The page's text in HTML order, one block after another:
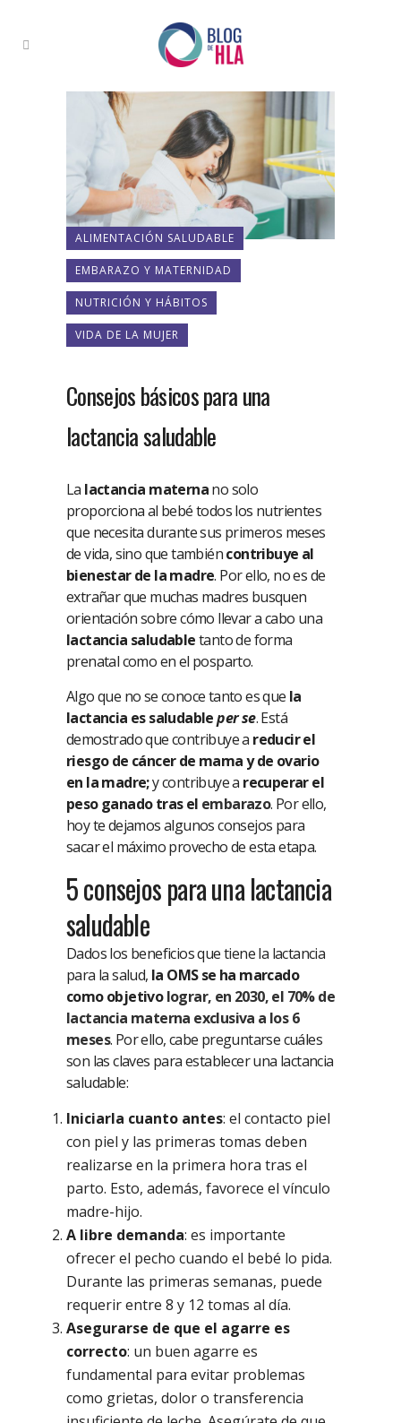
ALIMENTACIÓN SALUDABLE
EMBARAZO Y MATERNIDAD
NUTRICIÓN Y HÁBITOS
VIDA DE LA MUJER
Consejos básicos para una
lactancia saludable
La lactancia maternano solo
proporciona al bebé todos los nutrientes
que necesita durante sus primeros meses
de vida, sino que tambiéncontribuye al
bienestar de la madre. Por ello, no es de
extrañar que muchas madres busquen
orientación sobre cómo llevar a cabo una
lactancia saludabletanto de forma
prenatal como en el posparto.
Algo que no se conoce tanto es que la
lactancia es saludableper se. Está
demostrado que contribuye a reducir el
riesgo de cáncer de mama y de ovario
en la madre;y contribuye a recuperar el
peso ganado tras el embarazo. Por ello,
hoy te dejamos algunos consejos para
sacar el máximo provecho de esta etapa.
5 consejos para una lactancia
saludable
Dados los beneficios que tiene la lactancia
para la salud, la OMS se ha marcado
como objetivolograr, en 2030, el 70% de
lactancia materna exclusiva a los 6
meses. Por ello, cabe preguntarse cuáles
son las claves para establecer una lactancia
saludable:
Iniciarla cuanto antes: el contacto piel
con piel y las primeras tomas deben
realizarse en la primera hora tras el
parto. Esto, además, favorece el vínculo
madre-hijo.
A libre demanda: es importante
ofrecer el pecho cuando el bebé lo pida.
Durante las primeras semanas, puede
requerir entre 8 y 12 tomas al día.
Asegurarse de que el agarre es
correcto: un buen agarre es
fundamental para evitar problemas
como grietas, dolor o transferencia